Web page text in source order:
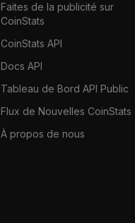
Faites de la publicité sur
CoinStats
CoinStats API
Docs API
Tableau de Bord API Public
Flux de Nouvelles CoinStats
À propos de nous